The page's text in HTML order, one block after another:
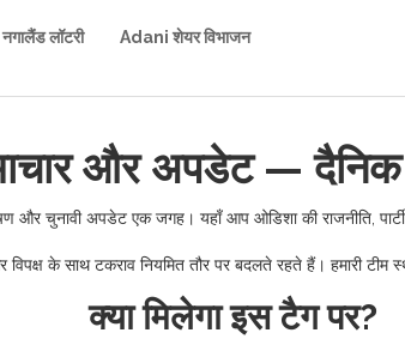
नगालैंड लॉटरी Adani शेयर विभाजन
और अपडेट —
और चुनावी अपडेट एक जगह। यहाँ आप ओडिशा की राजनीति,
के साथ टकराव नियमित तौर पर बदलते रहते हैं। हमारी टीम
क्या मिलेगा इस टैग पर?